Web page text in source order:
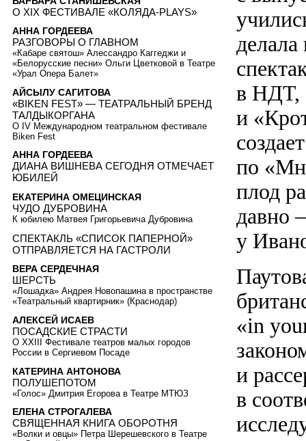
в НДТ,
и
по
плод
давно
у
«in
и
в
О XIX ФЕСТИВАЛЕ «КОЛЯДА-PLAYS»
АННА ГОРДЕЕВА
РАЗГОВОРЫ О ГЛАВНОМ
«Кабаре святош» Алессандро Каггеджи и
«Белорусские песни» Ольги Цветковой в Театре
«Урал Опера Балет»
АЙСЫЛУ САГИТОВА
«BIKEN FEST» — ТЕАТРАЛЬНЫЙ БРЕНД
ТАЛДЫКОРГАНА
О IV Международном театральном фестивале
Biken Fest
АННА ГОРДЕЕВА
ДИАНА ВИШНЕВА СЕГОДНЯ ОТМЕЧАЕТ
ЮБИЛЕЙ
ЕКАТЕРИНА ОМЕЦИНСКАЯ
ЧУДО ДУБРОВИНА
К юбилею Матвея Григорьевича Дубровина
СПЕКТАКЛЬ «СПИСОК ПАПЕРНОЙ»
ОТПРАВЛЯЕТСЯ НА ГАСТРОЛИ
ВЕРА СЕРДЕЧНАЯ
ШЕРСТЬ
«Лошадка» Андрея Новопашина в пространстве
«Театральный квартирник» (Краснодар)
АЛЕКСЕЙ ИСАЕВ
ПОСАДСКИЕ СТРАСТИ
О XXIII Фестивале театров малых городов
России в Сергиевом Посаде
КАТЕРИНА АНТОНОВА
ПОЛУШЕПОТОМ
«Голос» Дмитрия Егорова в Театре МТЮЗ
ЕЛЕНА СТРОГАЛЕВА
СВЯЩЕННАЯ КНИГА ОБОРОТНЯ
«Волки и овцы» Петра Шерешевского в Театре